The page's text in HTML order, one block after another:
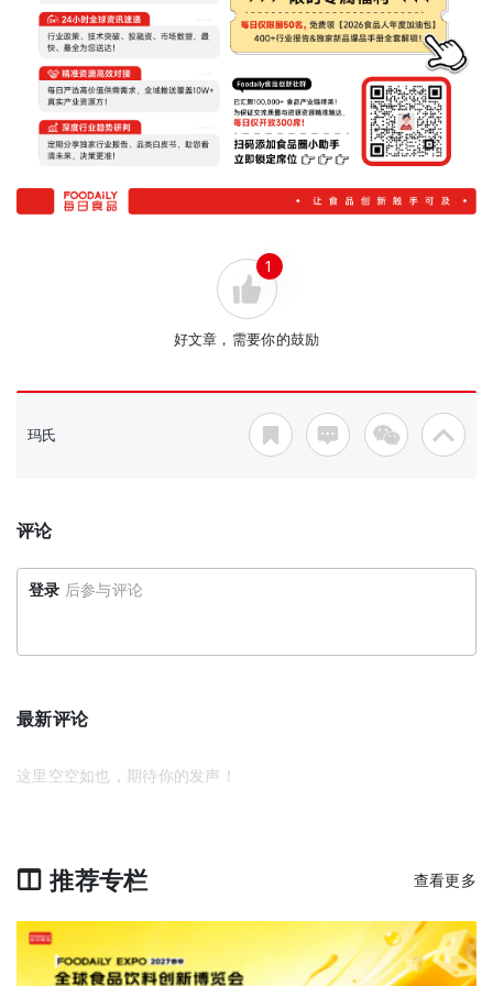
1
好文章，需要你的鼓励
玛氏
评论
登录 后参与评论
最新评论
这里空空如也，期待你的发声！
推荐专栏 查看更多